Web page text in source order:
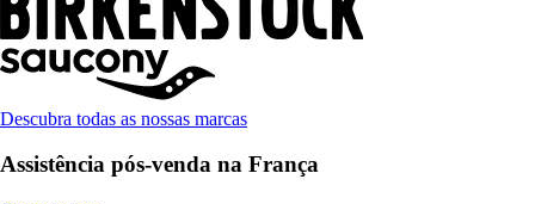
Descubra todas as nossas marcas
Assistência pós-venda na França